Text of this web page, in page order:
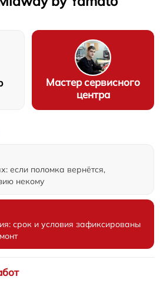
Мастер сервисного
центра
если поломка вернётся,
некому
срок и условия зафиксированы